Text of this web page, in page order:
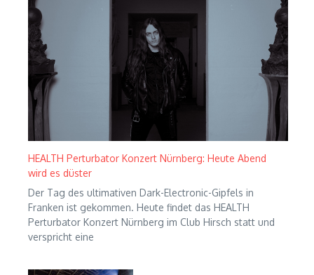
HEALTH Perturbator Konzert Nürnberg: Heute Abend
wird es düster
Der Tag des ultimativen Dark-Electronic-Gipfels in
Franken ist gekommen. Heute findet das HEALTH
Perturbator Konzert Nürnberg im Club Hirsch statt und
verspricht eine